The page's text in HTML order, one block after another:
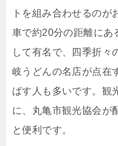
トを組み合わせるのが
車で約20分の距離にあ
して有名で、四季折々
岐うどんの名店が点在
ばす人も多いです。観
に、丸亀市観光協会が
と便利です。